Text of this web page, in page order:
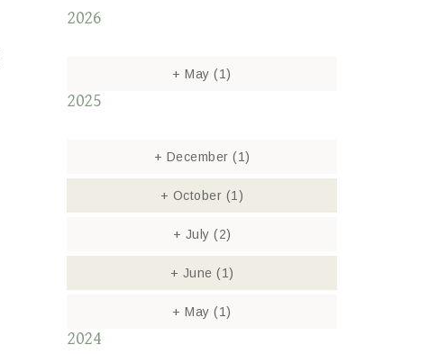
2026
+ May(1)
2025
+ December (1)
+ October (1)
+ July (2)
+ June (1)
+ May(1)
2024